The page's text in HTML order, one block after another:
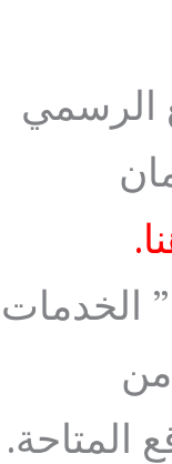
الرسمي
.
” الخدمات
من
المتاحة.